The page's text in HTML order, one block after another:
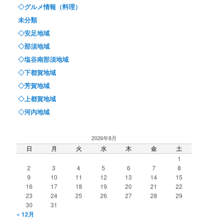
◇グルメ情報（料理）
未分類
◇安足地域
◇那須地域
◇塩谷南那須地域
◇下都賀地域
◇芳賀地域
◇上都賀地域
◇河内地域
2026年8月
日 月 火 水 木 金 土
1
2
3 4 5 6 7
8
9
10 11 12 13 14
15
16
17 18 19 20 21
22
23
24 25 26 27 28
29
30
31
« 12月